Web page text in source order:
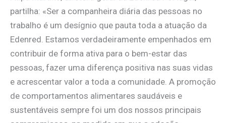
partilha: «Ser a companheira diária das pessoas no
trabalho é um desígnio que pauta toda a atuação da
Edenred. Estamos verdadeiramente empenhados em
contribuir de forma ativa para o bem-estar das
pessoas, fazer uma diferença positiva nas suas vidas
e acrescentar valor a toda a comunidade. A promoção
de comportamentos alimentares saudáveis e
sustentáveis sempre foi um dos nossos principais